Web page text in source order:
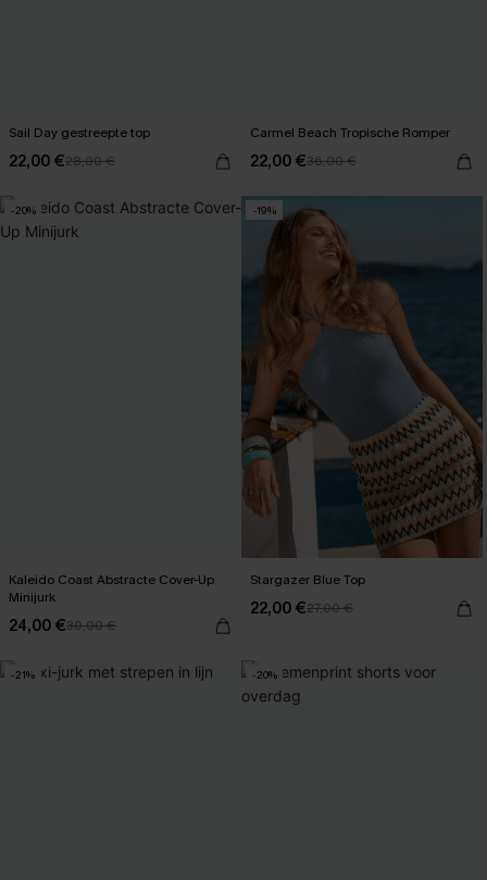
Sail Day gestreepte top
22,00 €28,00 €
Carmel Beach Tropische Romper
22,00 €36,00 €
-20%
Kaleido Coast Abstracte Cover-Up
Minijurk
24,00 €30,00 €
-19%
Stargazer Blue Top
22,00 €27,00 €
-21% -20%